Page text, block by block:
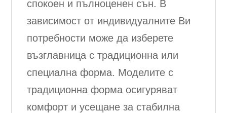
спокоен и пълноценен сън. В
зависимост от индивидуалните Ви
потребности може да изберете
възглавница с традиционна или
специална форма. Моделите с
традиционна форма осигуряват
комфорт и усещане за стабилна